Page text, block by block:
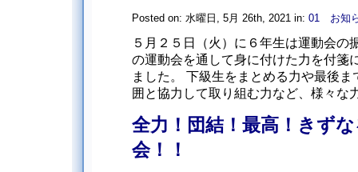
Posted on: 水曜日, 5月 26th, 2021 in: 01 お知
５月２５日（火）に６年生は運動会の
の運動会を通して身に付けた力を付箋
ました。 下級生をまとめる力や最後
囲と協力して取り組む力など、様々な
全力！団結！最高！きず
会！！